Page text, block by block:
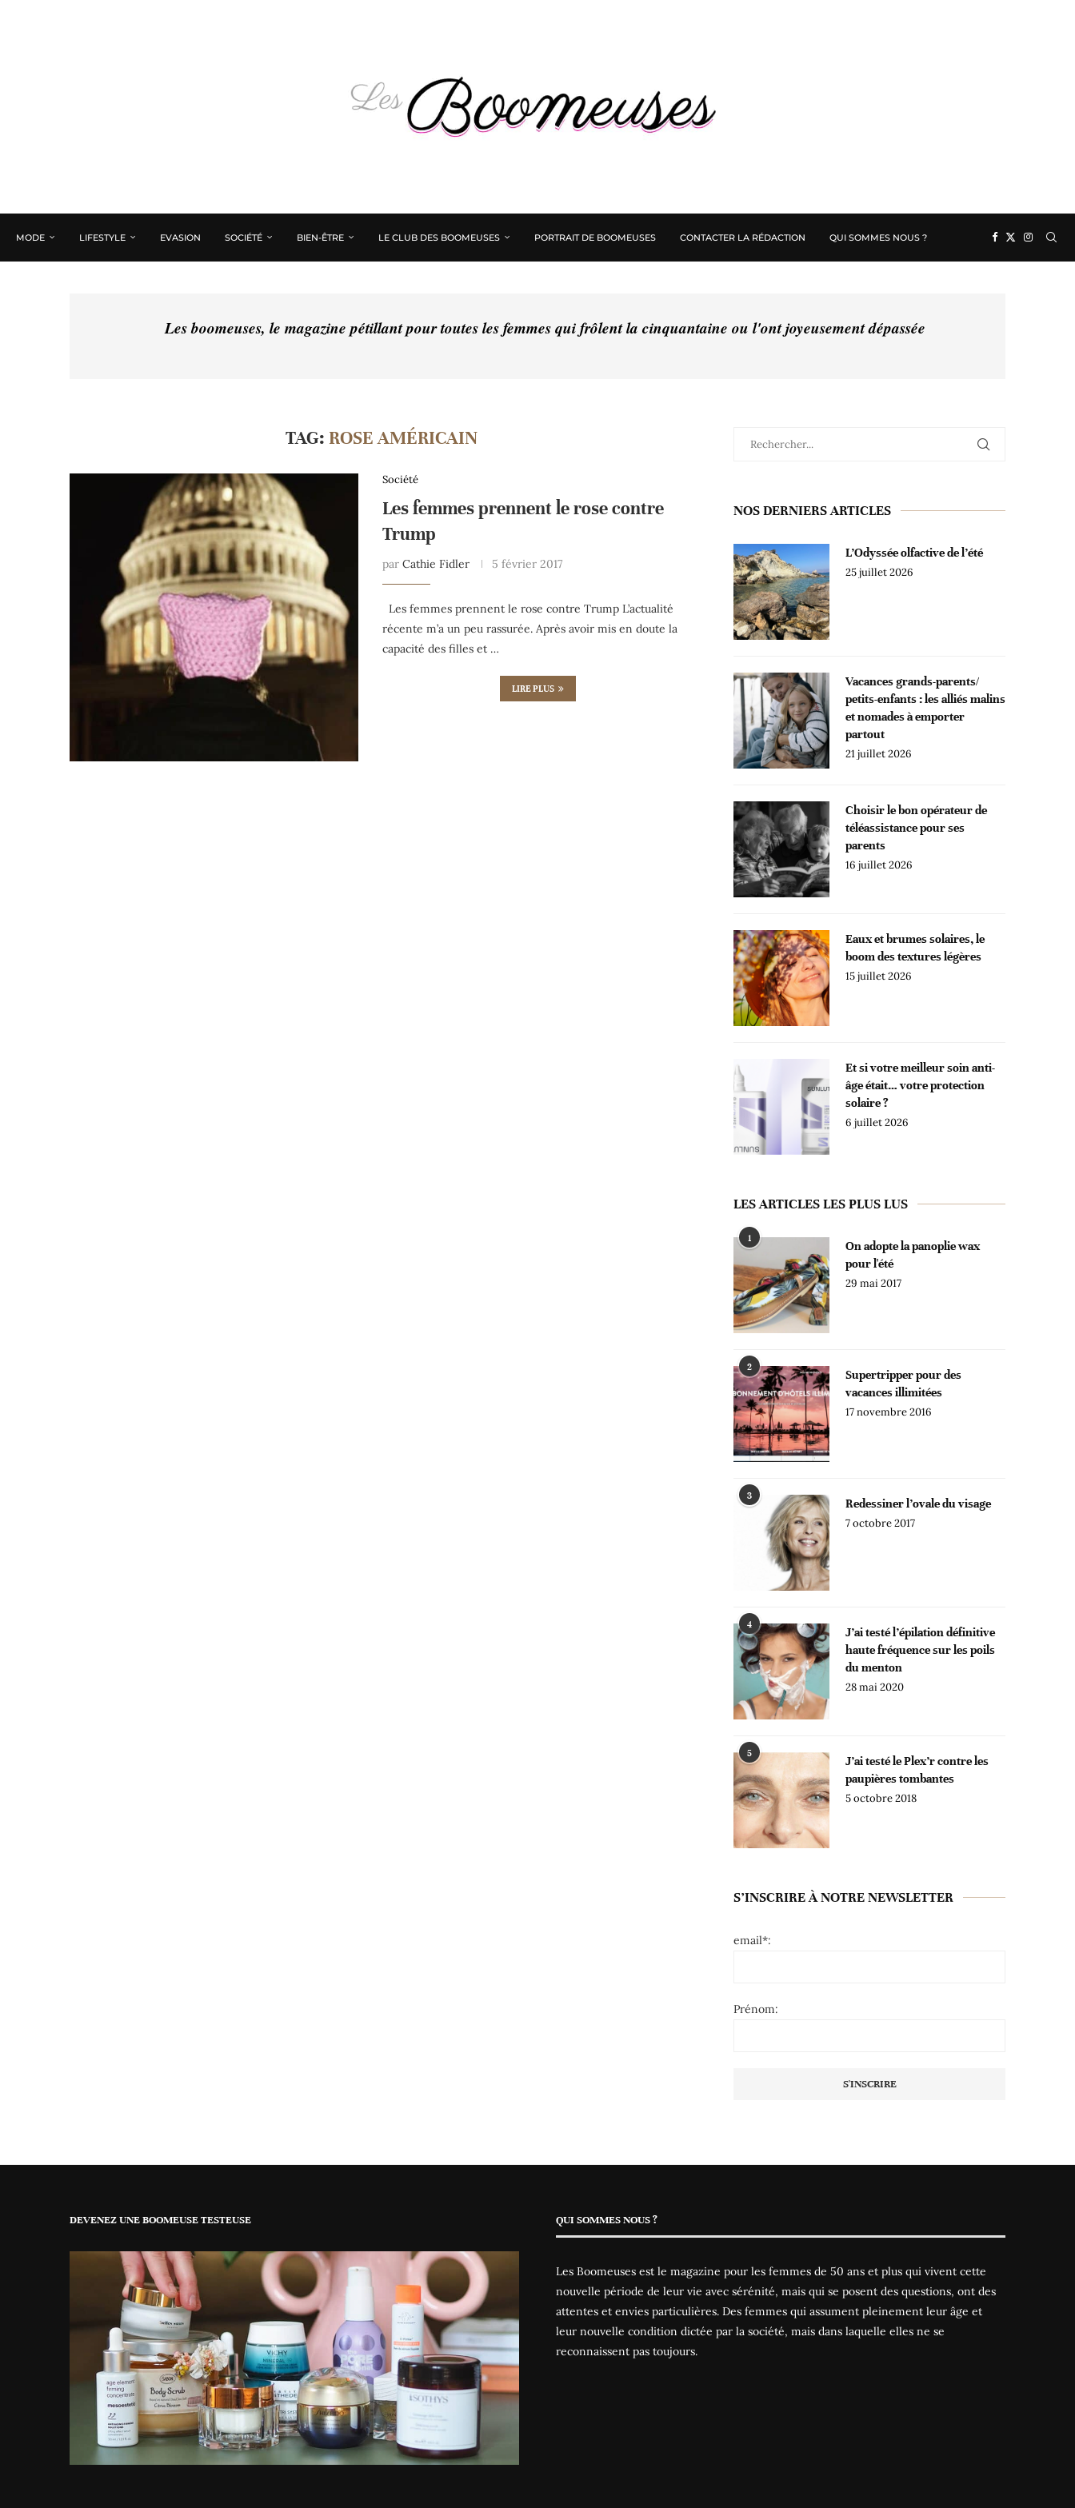
MODE LIFESTYLE EVASION SOCIÉTÉ BIEN-ÊTRE LE CLUB DES BOOMEUSES PORTRAIT DE BOOMEUSES CONTACTER LA RÉDACTION QUI SOMMES NOUS ?
Les boomeuses, le magazine pétillant pour toutes les femmes qui frôlent la cinquantaine ou l'ont joyeusement dépassée
TAG: ROSE AMÉRICAIN
Société
Les femmes prennent le rose contre
Trump
par Cathie Fidler 5 février 2017
Les femmes prennent le rose contre Trump L’actualité
récente m’a un peu rassurée. Après avoir mis en doute la
capacité des filles et …
LIRE PLUS
NOS DERNIERS ARTICLES
L’Odyssée olfactive de l’été
25 juillet 2026
Vacances grands-parents/
petits-enfants : les alliés malins
et nomades à emporter
partout
21 juillet 2026
Choisir le bon opérateur de
téléassistance pour ses
parents
16 juillet 2026
Eaux et brumes solaires, le
boom des textures légères
15 juillet 2026
Et si votre meilleur soin anti-
âge était… votre protection
solaire ?
6 juillet 2026
LES ARTICLES LES PLUS LUS
1
On adopte la panoplie wax
pour l'été
29 mai 2017
2
Supertripper pour des
vacances illimitées
17 novembre 2016
3
Redessiner l’ovale du visage
7 octobre 2017
4
J’ai testé l’épilation définitive
haute fréquence sur les poils
du menton
28 mai 2020
5
J’ai testé le Plex’r contre les
paupières tombantes
5 octobre 2018
S’INSCRIRE À NOTRE NEWSLETTER
email*:
Prénom:
DEVENEZ UNE BOOMEUSE TESTEUSE QUI SOMMES NOUS ?
Les Boomeuses est le magazine pour les femmes de 50 ans et plus qui vivent cette
nouvelle période de leur vie avec sérénité, mais qui se posent des questions, ont des
attentes et envies particulières. Des femmes qui assument pleinement leur âge et
leur nouvelle condition dictée par la société, mais dans laquelle elles ne se
reconnaissent pas toujours.